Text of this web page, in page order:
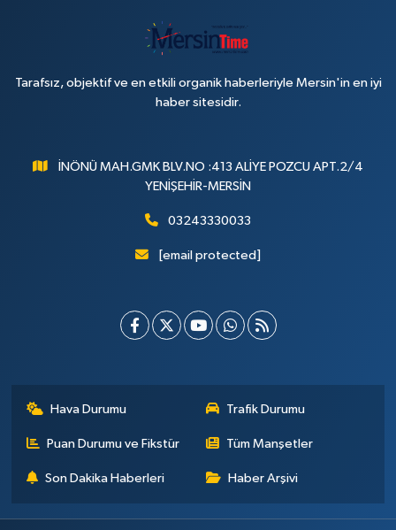
Tarafsız, objektif ve en etkili organik haberleriyle Mersin'in en iyi
haber sitesidir.
İNÖNÜ MAH.GMK BLV.NO :413 ALİYE POZCU APT.2/4
YENİŞEHİR-MERSİN
03243330033
[email protected]
Hava Durumu Trafik Durumu
Puan Durumu ve Fikstür Tüm Manşetler
Son Dakika Haberleri Haber Arşivi